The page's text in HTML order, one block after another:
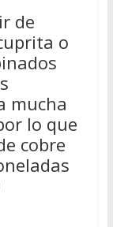
de
o
mucha
lo que
cobre